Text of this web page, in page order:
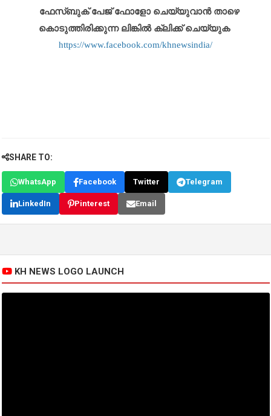
ഫേസ്ബുക് പേജ് ഫോളോ ചെയ്യുവാൻ താഴെ
കൊടുത്തിരിക്കുന്ന ലിങ്കിൽ ക്ലിക്ക് ചെയ്യുക
https://www.facebook.com/khnewsindia/
SHARE TO:
WhatsApp Facebook Twitter Telegram
LinkedIn Pinterest Email
KH NEWS LOGO LAUNCH